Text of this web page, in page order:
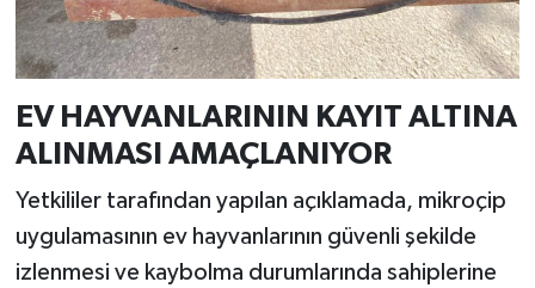
EV HAYVANLARININ KAYIT ALTINA
ALINMASI AMAÇLANIYOR
Yetkililer tarafından yapılan açıklamada, mikroçip
uygulamasının ev hayvanlarının güvenli şekilde
izlenmesi ve kaybolma durumlarında sahiplerine
Teknoloji
Türkiye
Yaşam